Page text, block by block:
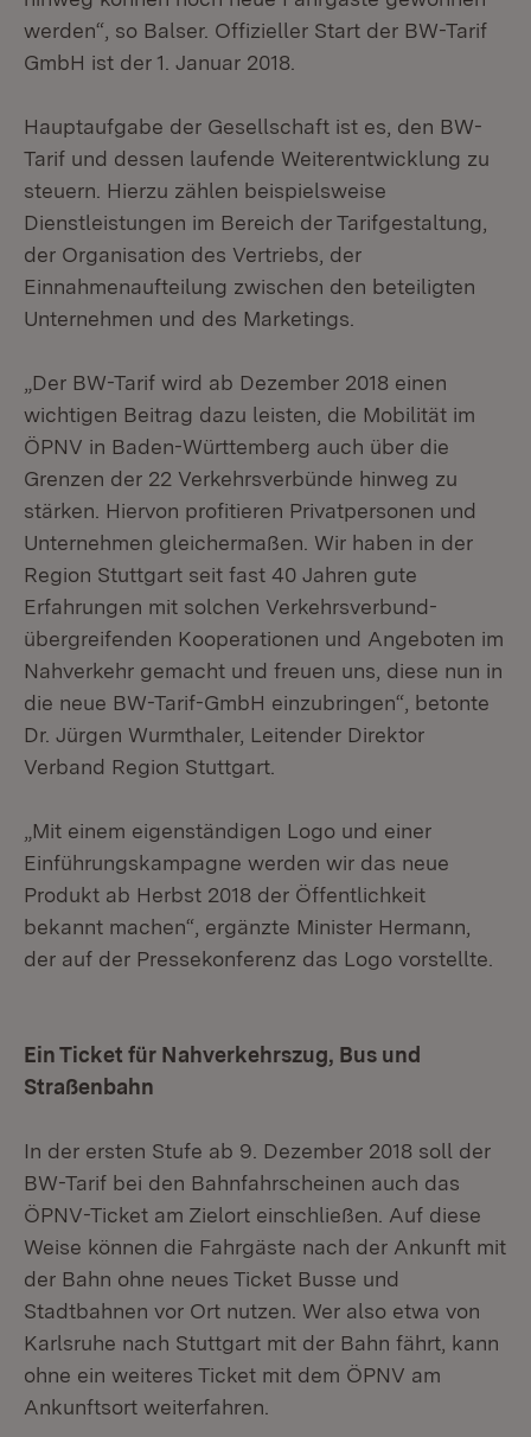
werden“, so Balser. Offizieller Start der BW-Tarif
GmbH ist der 1. Januar 2018.
Hauptaufgabe der Gesellschaft ist es, den BW-
Tarif und dessen laufende Weiterentwicklung zu
steuern. Hierzu zählen beispielsweise
Dienstleistungen im Bereich der Tarifgestaltung,
der Organisation des Vertriebs, der
Einnahmenaufteilung zwischen den beteiligten
Unternehmen und des Marketings.
„Der BW-Tarif wird ab Dezember 2018 einen
wichtigen Beitrag dazu leisten, die Mobilität im
ÖPNV in Baden-Württemberg auch über die
Grenzen der 22 Verkehrsverbünde hinweg zu
stärken. Hiervon profitieren Privatpersonen und
Unternehmen gleichermaßen. Wir haben in der
Region Stuttgart seit fast 40 Jahren gute
Erfahrungen mit solchen Verkehrsverbund-
übergreifenden Kooperationen und Angeboten im
Nahverkehr gemacht und freuen uns, diese nun in
die neue BW-Tarif-GmbH einzubringen“, betonte
Dr. Jürgen Wurmthaler, Leitender Direktor
Verband Region Stuttgart.
„Mit einem eigenständigen Logo und einer
Einführungskampagne werden wir das neue
Produkt ab Herbst 2018 der Öffentlichkeit
bekannt machen“, ergänzte Minister Hermann,
der auf der Pressekonferenz das Logo vorstellte.
Ein Ticket für Nahverkehrszug, Bus und
Straßenbahn
In der ersten Stufe ab 9. Dezember 2018 soll der
BW-Tarif bei den Bahnfahrscheinen auch das
ÖPNV-Ticket am Zielort einschließen. Auf diese
Weise können die Fahrgäste nach der Ankunft mit
der Bahn ohne neues Ticket Busse und
Stadtbahnen vor Ort nutzen. Wer also etwa von
Karlsruhe nach Stuttgart mit der Bahn fährt, kann
ohne ein weiteres Ticket mit dem ÖPNV am
Ankunftsort weiterfahren.